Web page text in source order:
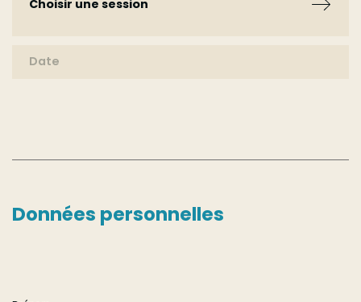
Choisir une session
Choisir une session
Données personnelles